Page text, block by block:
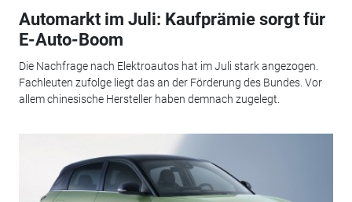
Automarkt im Juli: Kaufprämie sorgt für
E-Auto-Boom
Die Nachfrage nach Elektroautos hat im Juli stark angezogen.
Fachleuten zufolge liegt das an der Förderung des Bundes. Vor
allem chinesische Hersteller haben demnach zugelegt.